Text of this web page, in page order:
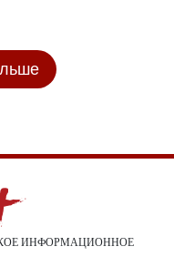
ИНФОРМАЦИОННОЕ